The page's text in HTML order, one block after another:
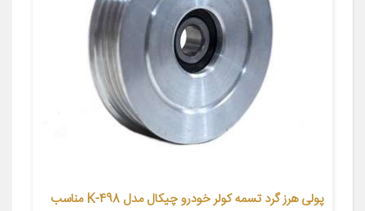
پولی هرز گرد تسمه کولر خودرو چیکال مدل K-498 مناسب